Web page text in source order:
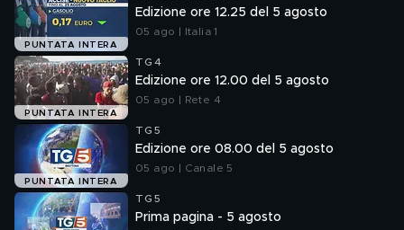
PUNTATA INTERA
Edizione ore 12.25 del 5 agosto
05 ago | Italia 1
PUNTATA INTERA
TG4
Edizione ore 12.00 del 5 agosto
05 ago | Rete 4
PUNTATA INTERA
TG5
Edizione ore 08.00 del 5 agosto
05 ago | Canale 5
TG5
Prima pagina - 5 agosto